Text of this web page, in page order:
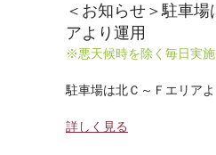
＜お知らせ＞駐車場
アより運用
※悪天候時を除く毎日実施
駐車場は北Ｃ～Ｆエリアよ
詳しく見る